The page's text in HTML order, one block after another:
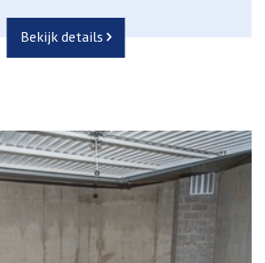
Bekijk details